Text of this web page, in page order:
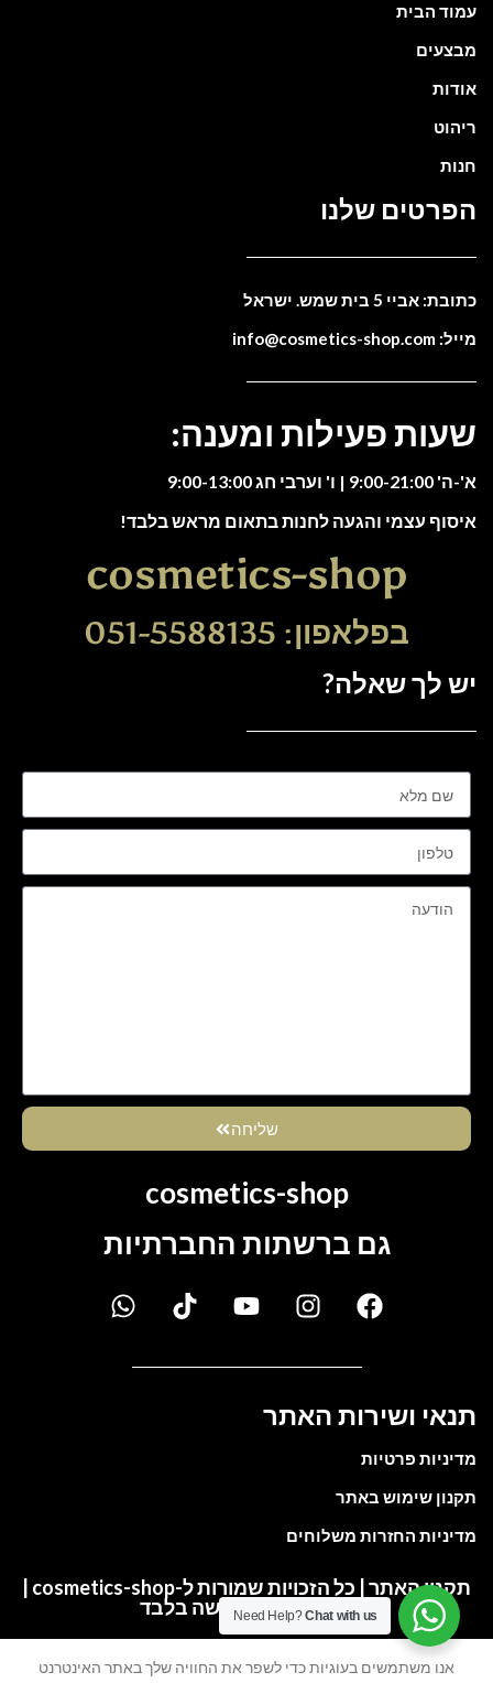
עמוד הבית
מבצעים
אודות
ריהוט
חנות
הפרטים שלנו
כתובת: אביי 5 בית שמש. ישראל
מייל: info@cosmetics-shop.com
שעות פעילות ומענה:
א'-ה' 9:00-21:00 | ו' וערבי חג 9:00-13:00
איסוף עצמי והגעה לחנות בתאום מראש בלבד!
cosmetics-shop
בפלאפון: 051-5588135
יש לך שאלה?
שליחה
cosmetics-shop
גם ברשתות החברתיות
תנאי ושירות האתר
מדיניות פרטיות
תקנון שימוש באתר
מדיניות החזרות משלוחים
התמונות להמחשה בלבד
אנו משתמשים בעוגיות כדי לשפר את החוויה שלך באתר האינטרנט
Need Help?Chat with us